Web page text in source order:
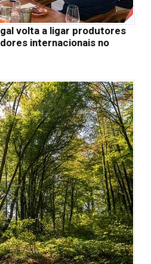
volta a ligar produtores
internacionais no